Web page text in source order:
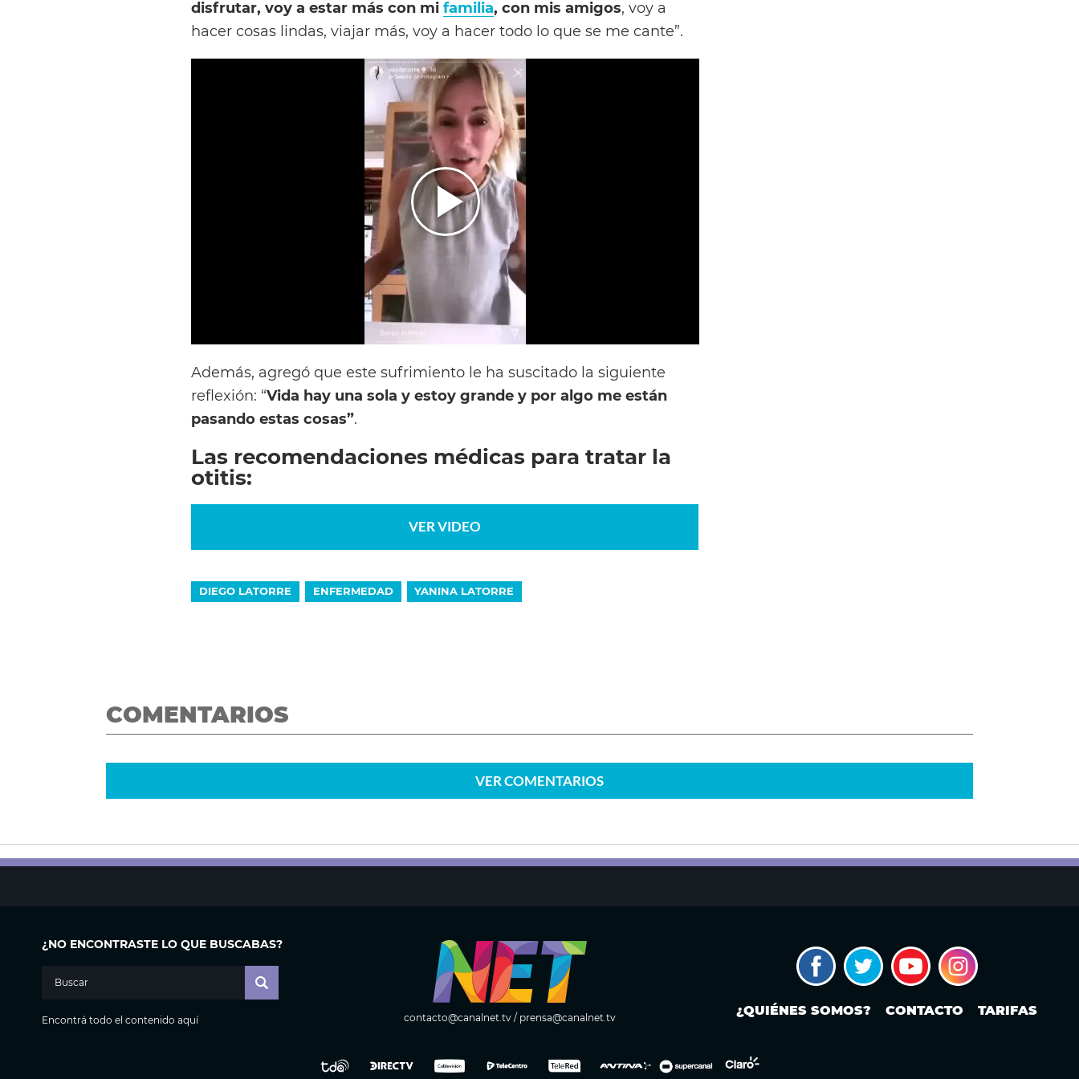
disfrutar, voy a estar más con mi familia, con mis amigos, voy a
hacer cosas lindas, viajar más, voy a hacer todo lo que se me cante”.
Además, agregó que este sufrimiento le ha suscitado la siguiente
reflexión: “Vida hay una sola y estoy grande y por algo me están
pasando estas cosas”.
Las recomendaciones médicas para tratar la
otitis:
VER VIDEO
DIEGO LATORRE ENFERMEDAD YANINA LATORRE
COMENTARIOS
VERCOMENTARIOS
¿NO ENCONTRASTE LO QUE BUSCABAS?
Encontrá todo el contenido aquí contacto@canalnet.tv/ prensa@canalnet.tv ¿QUIÉNES SOMOS? CONTACTO TARIFAS